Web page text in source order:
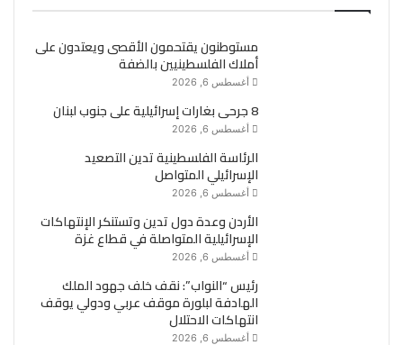
مستوطنون يقتحمون الأقصى ويعتدون على
أملاك الفلسطينيين بالضفة
أغسطس 6, 2026
8 جرحى بغارات إسرائيلية على جنوب لبنان
أغسطس 6, 2026
الرئاسة الفلسطينية تدين التصعيد
الإسرائيلي المتواصل
أغسطس 6, 2026
الأردن وعدة دول تدين وتستنكر الإنتهاكات
الإسرائيلية المتواصلة في قطاع غزة
أغسطس 6, 2026
رئيس “النواب”: نقف خلف جهود الملك
الهادفة لبلورة موقف عربي ودولي يوقف
انتهاكات الاحتلال
أغسطس 6, 2026